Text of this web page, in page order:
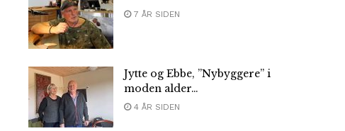
7 ÅR SIDEN
Jytte og Ebbe, ”Nybyggere” i
moden alder…
4 ÅR SIDEN